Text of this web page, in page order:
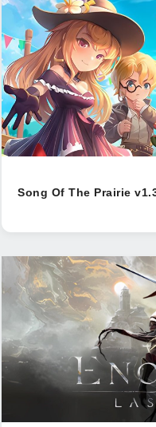
Song Of The Prairie